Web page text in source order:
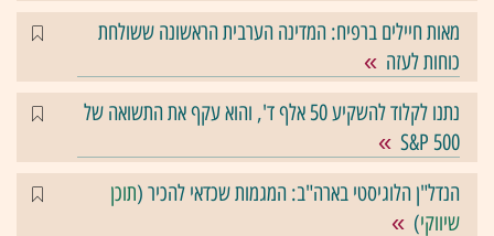
מאות חיילים ברפיח: המדינה הערבית הראשונה ששולחת
כוחות לעזה
נתנו לקלוד להשקיע 50 אלף ד', והוא עקף את התשואה של
S&P 500
הנדל"ן הלוגיסטי בארה"ב: המגמות שכדאי להכיר (תוכן
שיווקי)